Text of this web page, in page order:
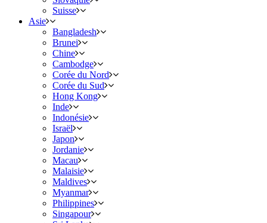
Suisse
Asie
Bangladesh
Brunei
Chine
Cambodge
Corée du Nord
Corée du Sud
Hong Kong
Inde
Indonésie
Israël
Japon
Jordanie
Macau
Malaisie
Maldives
Myanmar
Philippines
Singapour